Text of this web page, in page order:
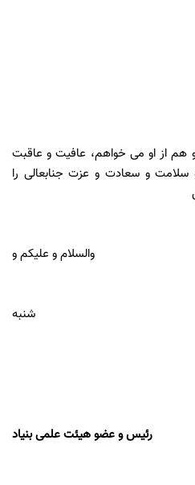
هم از او مى خواهم، عافيت و عاقبت
سلامت و سعادت و عزت جنابعالى را
و عليكم و
علمى بنياد